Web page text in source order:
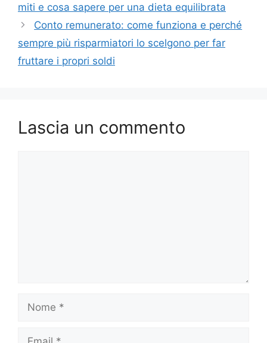
miti e cosa sapere per una dieta equilibrata
Conto remunerato: come funziona e perché
sempre più risparmiatori lo scelgono per far
fruttare i propri soldi
Lascia un commento